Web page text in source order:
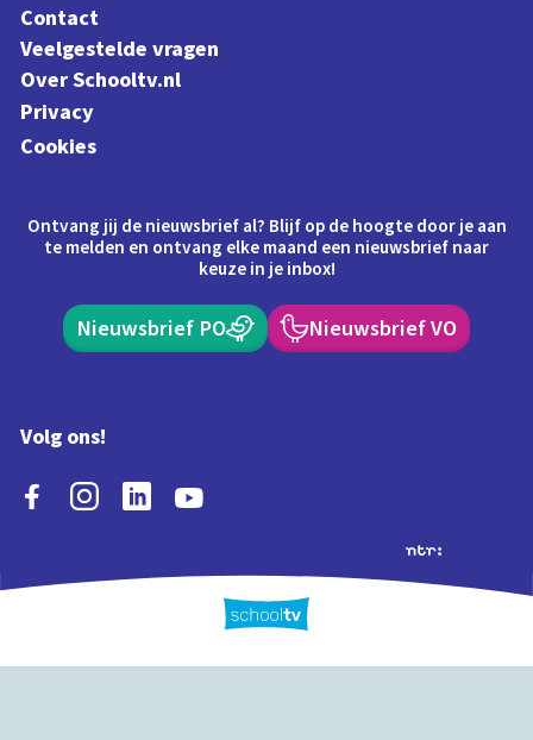
Contact
Veelgestelde vragen
Over Schooltv.nl
Privacy
Cookies
Ontvang jij de nieuwsbrief al? Blijf op de hoogte door je aan
te melden en ontvang elke maand een nieuwsbrief naar
keuze in je inbox!
Nieuwsbrief PO Nieuwsbrief VO
Volg ons!